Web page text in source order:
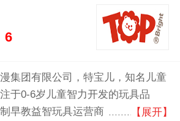
码头都不超过15公里，对于贸易、
加有利。
6
集团有限公司，特宝儿，知名儿童
于0-6岁儿童智力开发的玩具品
早教益智玩具运营商，业务涉及动
【展开】